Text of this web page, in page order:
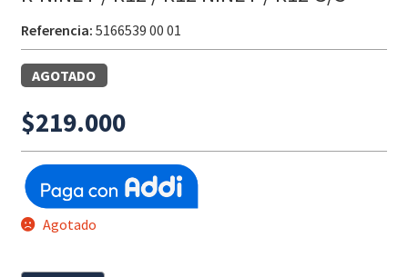
Referencia: 5166539 00 01
AGOTADO
$219.000
Agotado